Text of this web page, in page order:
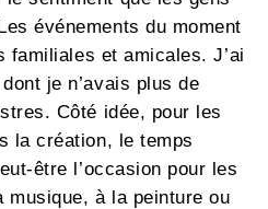
événements du moment
et amicales. J’ai
je n’avais plus de
Côté idée, pour les
la création, le temps
être l’occasion pour les
à la peinture ou